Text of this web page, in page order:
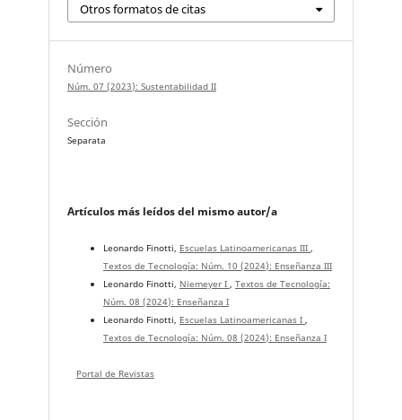
Otros formatos de citas
Número
Núm. 07 (2023): Sustentabilidad II
Sección
Separata
Artículos más leídos del mismo autor/a
Leonardo Finotti, Escuelas Latinoamericanas III ,
Textos de Tecnología: Núm. 10 (2024): Enseñanza III
Leonardo Finotti, Niemeyer I , Textos de Tecnología:
Núm. 08 (2024): Enseñanza I
Leonardo Finotti, Escuelas Latinoamericanas I ,
Textos de Tecnología: Núm. 08 (2024): Enseñanza I
Portal de Revistas